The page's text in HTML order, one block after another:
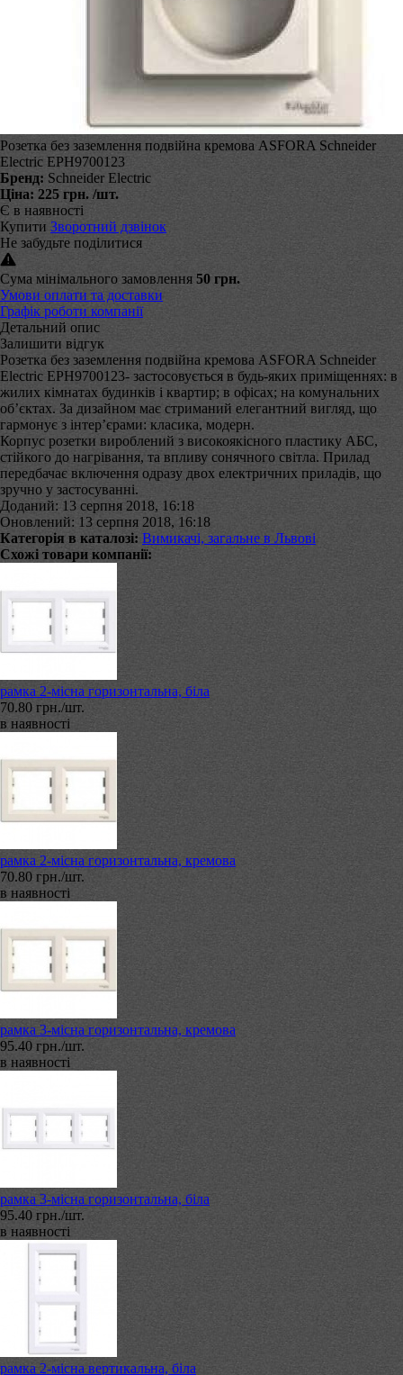
Розетка без заземлення подвійна кремова ASFORA Schneider
Electric EPH9700123
Бренд: Schneider Electric
Ціна: 225 грн. /шт.
Є в наявності
Купити Зворотний дзвінок
Не забудьте поділитися
Сума мінімального замовлення 50 грн.
Умови оплати та доставки
Графік роботи компанії
Детальний опис
Залишити відгук
Розетка без заземлення подвійна кремова ASFORA Schneider
Electric EPH9700123- застосовується в будь-яких приміщеннях: в
жилих кімнатах будинків і квартир; в офісах; на комунальних
об’єктах. За дизайном має стриманий елегантний вигляд, що
гармонує з інтер’єрами: класика, модерн.
Корпус розетки вироблений з високоякісного пластику АБС,
стійкого до нагрівання, та впливу сонячного світла. Прилад
передбачає включення одразу двох електричних приладів, що
зручно у застосуванні.
Доданий: 13 серпня 2018, 16:18
Оновлений: 13 серпня 2018, 16:18
Категорія в каталозі: Вимикачі, загальне в Львові
Схожі товари компанії:
рамка 2-місна горизонтальна, біла
70.80 грн./шт.
в наявності
рамка 2-місна горизонтальна, кремова
70.80 грн./шт.
в наявності
рамка 3-місна горизонтальна, кремова
95.40 грн./шт.
в наявності
рамка 3-місна горизонтальна, біла
95.40 грн./шт.
в наявності
рамка 2-місна вертикальна, біла